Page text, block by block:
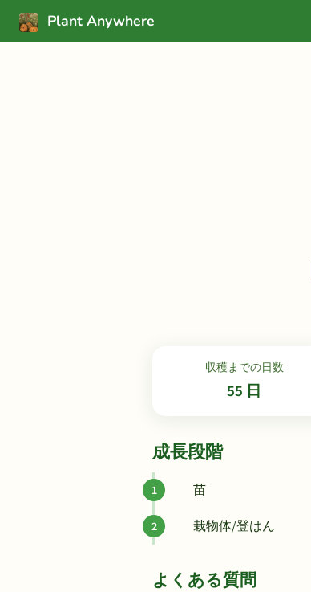
Plant Anywhere
収穫までの日数
55 日
成長段階
苗
栽物体/登はん
よくある質問